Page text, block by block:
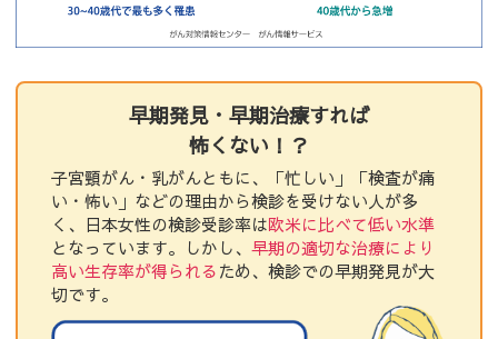
早期発見・早期治療すれば
怖くない！？
子宮頸がん・乳がんともに、「忙しい」「検査が痛
い・怖い」などの理由から検診を受けない人が多
く、日本女性の検診受診率は欧米に比べて低い水準
となっています。しかし、 早期の適切な治療により
高い生存率が得られるため、検診での早期発見が大
切です。